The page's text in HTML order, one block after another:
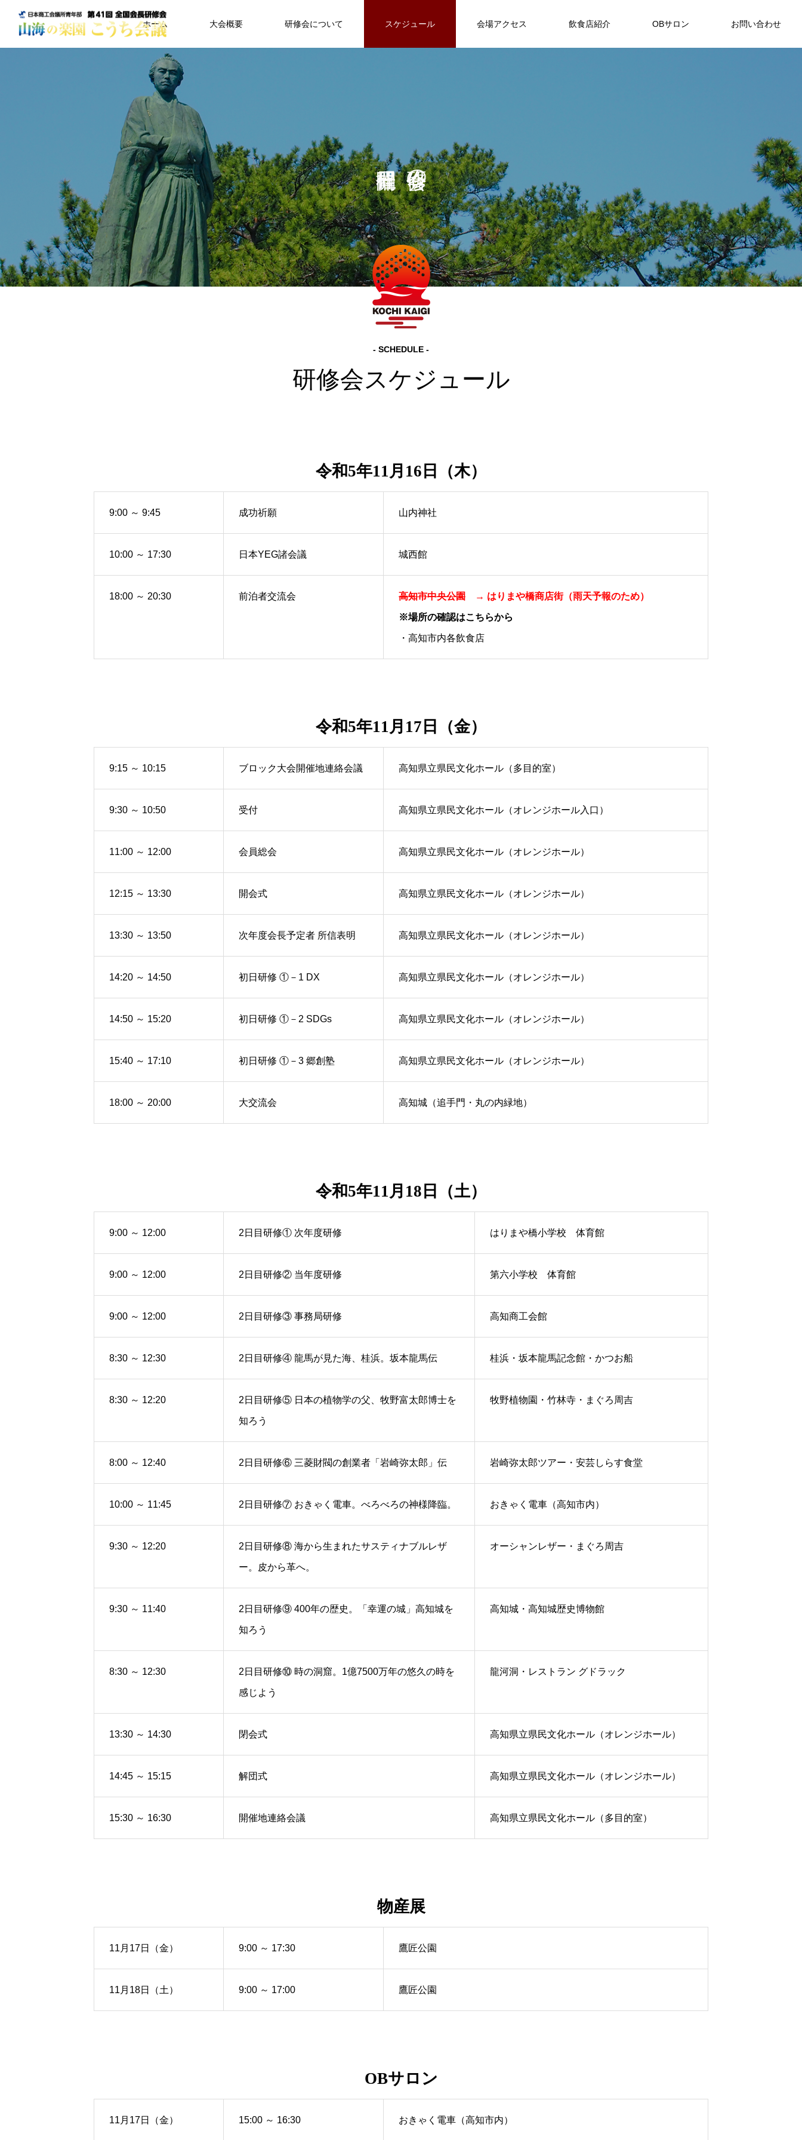
ホーム 大会概要 研修会について スケジュール 会場アクセス 飲食店紹介 OBサロン お問い合わせ
ENVY (エンヴィ)
肉バル&ダイニング CoCo St
age
さざ波 別邸
旬彩卓 本店
和食
さざ波 本店
バー
BAR GRADIA
の
- SCHEDULE -
研修会スケジュール
令和5年11月16日（木）
9:00 ～ 9:45 成功祈願 山内神社
10:00 ～ 17:30 日本YEG諸会議 城西館
18:00 ～ 20:30 前泊者交流会 高知市中央公園 → はりまや橋商店街（雨天予報のため）
※場所の確認はこちらから
・高知市内各飲食店
令和5年11月17日（金）
9:15 ～ 10:15 ブロック大会開催地連絡会議 高知県立県民文化ホール（多目的室）
9:30 ～ 10:50 受付 高知県立県民文化ホール（オレンジホール入口）
11:00 ～ 12:00 会員総会 高知県立県民文化ホール（オレンジホール）
12:15 ～ 13:30 開会式 高知県立県民文化ホール（オレンジホール）
13:30 ～ 13:50 次年度会長予定者 所信表明 高知県立県民文化ホール（オレンジホール）
14:20 ～ 14:50 初日研修 ①－1 DX 高知県立県民文化ホール（オレンジホール）
14:50 ～ 15:20 初日研修 ①－2 SDGs 高知県立県民文化ホール（オレンジホール）
15:40 ～ 17:10 初日研修 ①－3 郷創塾 高知県立県民文化ホール（オレンジホール）
18:00 ～ 20:00 大交流会 高知城（追手門・丸の内緑地）
令和5年11月18日（土）
9:00 ～ 12:00 2日目研修① 次年度研修 はりまや橋小学校 体育館
9:00 ～ 12:00 2日目研修② 当年度研修 第六小学校 体育館
9:00 ～ 12:00 2日目研修③ 事務局研修 高知商工会館
8:30 ～ 12:30 2日目研修④ 龍馬が見た海、桂浜。坂本龍馬伝 桂浜・坂本龍馬記念館・かつお船
8:30 ～ 12:20 2日目研修⑤ 日本の植物学の父、牧野富太郎博士を
知ろう
牧野植物園・竹林寺・まぐろ周吉
8:00 ～ 12:40 2日目研修⑥ 三菱財閥の創業者「岩崎弥太郎」伝 岩崎弥太郎ツアー・安芸しらす食堂
10:00 ～ 11:45 2日目研修⑦ おきゃく電車。べろべろの神様降臨。 おきゃく電車（高知市内）
9:30 ～ 12:20 2日目研修⑧ 海から生まれたサスティナブルレザ
ー。皮から革へ。
オーシャンレザー・まぐろ周吉
9:30 ～ 11:40 2日目研修⑨ 400年の歴史。「幸運の城」高知城を
知ろう
高知城・高知城歴史博物館
8:30 ～ 12:30 2日目研修⑩ 時の洞窟。1億7500万年の悠久の時を
感じよう
龍河洞・レストラン グドラック
13:30 ～ 14:30 閉会式 高知県立県民文化ホール（オレンジホール）
14:45 ～ 15:15 解団式 高知県立県民文化ホール（オレンジホール）
15:30 ～ 16:30 開催地連絡会議 高知県立県民文化ホール（多目的室）
物産展
11月17日（金） 9:00 ～ 17:30 鷹匠公園
11月18日（土） 9:00 ～ 17:00 鷹匠公園
OBサロン
11月17日（金） 15:00 ～ 16:30 おきゃく電車（高知市内）